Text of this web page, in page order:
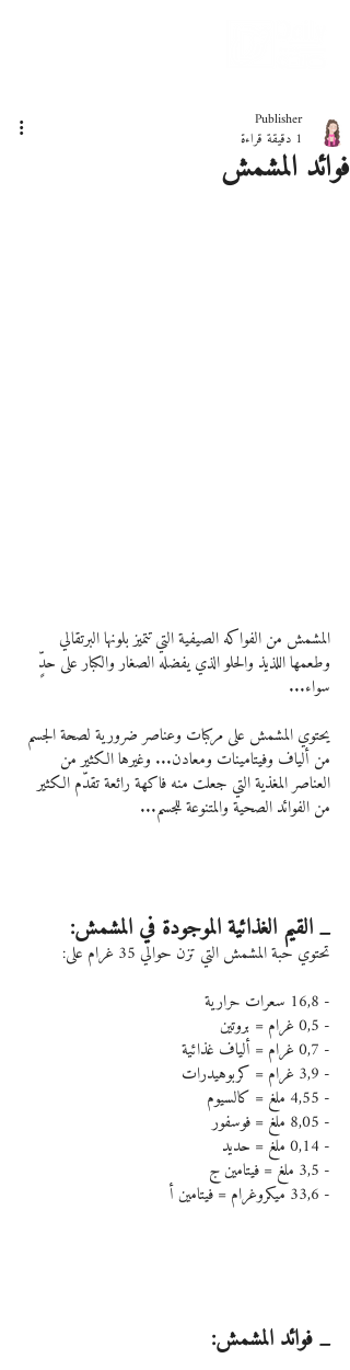
فوائد المشمش
Publisher
1 دقيقة قراءة
المشمش من الفواكه الصيفية التي تتميز بلونها البرتقالي
وطعمها اللذيذ والحلو الذي يفضله الصغار والكبار على حدٍّ
سواء...
يحتوي المشمش على مركبات وعناصر ضرورية لصحة الجسم
من ألياف وفيتامينات ومعادن... وغيرها الكثير من
العناصر المغذية التي جعلت منه فاكهة رائعة تقدّم الكثير
من الفوائد الصحية والمتنوعة للجسم...
_ القيم الغذائية الموجودة في المشمش:
تحتوي حبة المشمش التي تزن حوالي 35 غرام على:
- 16,8 سعرات حرارية
- 0,5 غرام = بروتين
- 0,7 غرام = ألياف غذائية
- 3,9 غرام = كربوهيدرات
- 4,55 ملغ = كالسيوم
- 8,05 ملغ = فوسفور
- 0,14 ملغ = حديد
- 3,5 ملغ = فيتامين ج
- 33,6 ميكروغرام = فيتامين أ
_ فوائد المشمش: